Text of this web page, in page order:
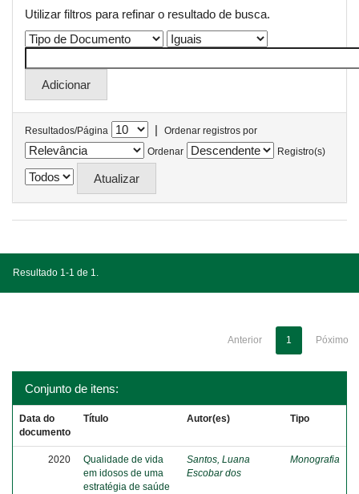
Utilizar filtros para refinar o resultado de busca.
Resultados/Página |
Ordenar registros por
Ordenar
Registro(s)
Resultado 1-1 de 1.
Anterior 1 Póximo
Conjunto de itens:
Data do
documento
Título Autor(es) Tipo
2020
Qualidade de vida
em idosos de uma
estratégia de saúde
Santos, Luana
Escobar dos
Monografia